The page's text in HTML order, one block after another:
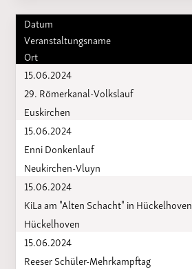
Datum
Veranstaltungsname
Ort
15.06.2024
29. Römerkanal-Volkslauf
Euskirchen
15.06.2024
Enni Donkenlauf
Neukirchen-Vluyn
15.06.2024
KiLa am "Alten Schacht" in Hückelhoven
Hückelhoven
15.06.2024
Reeser Schüler-Mehrkampftag